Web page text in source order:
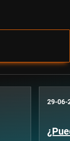
29-06-